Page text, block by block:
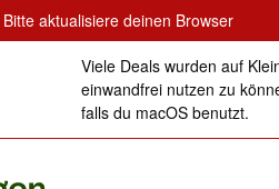
Bitte aktualisiere deinen Browser
Viele Deals wurden auf
einwandfrei nutzen zu
falls du macOS benutzt.